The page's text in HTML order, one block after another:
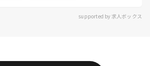
supported by 求人ボックス